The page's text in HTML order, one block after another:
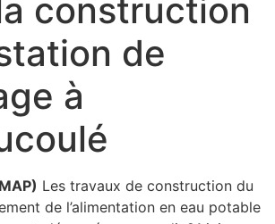
construction
de
à
Les travaux de construction du
de l’alimentation en eau potable